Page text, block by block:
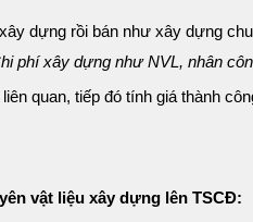
dựng rồi bán như xây dựng
phí xây dựng như NVL, nhân
quan, tiếp đó tính giá thành
vật liệu xây dựng lên TSCĐ: